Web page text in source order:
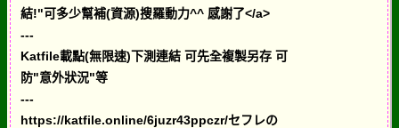
結!"可多少幫補(資源)搜羅動力^^ 感謝了</a>
---
Katfile載點(無限速)下測連結 可先全複製另存 可
防"意外狀況"等
---
https://katfile.online/6juzr43ppczr/セフレの